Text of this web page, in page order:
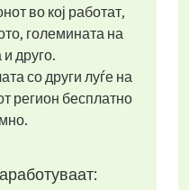
во кој работат,
големината на
друго.
со други луѓе на
регион бесплатно